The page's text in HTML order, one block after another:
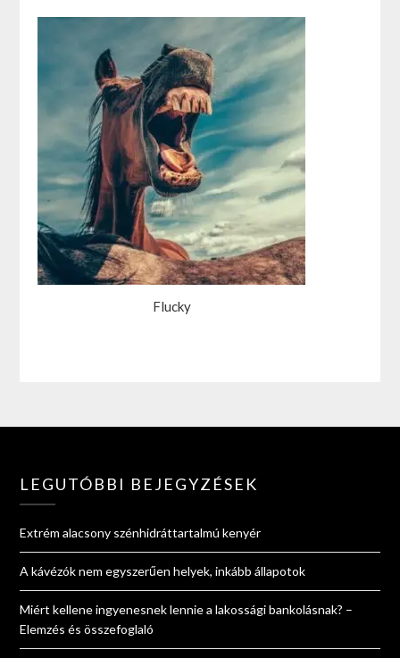
Flucky
LEGUTÓBBI BEJEGYZÉSEK
Extrém alacsony szénhidráttartalmú kenyér
A kávézók nem egyszerűen helyek, inkább állapotok
Miért kellene ingyenesnek lennie a lakossági bankolásnak? –
Elemzés és összefoglaló